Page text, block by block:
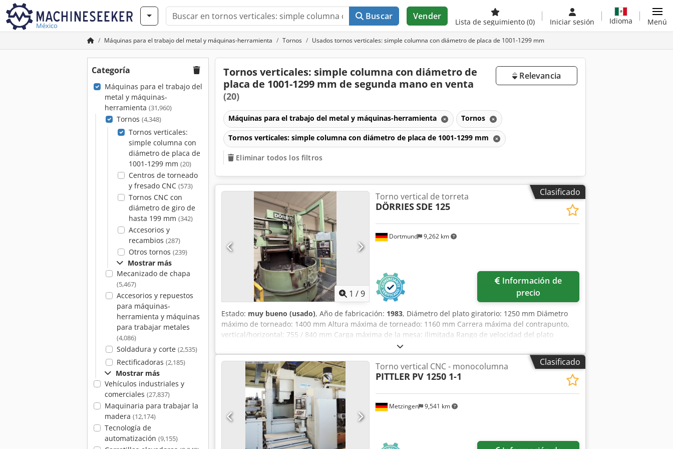
México
Buscar Vender
Lista de seguimiento (0) Iniciar sesión Idioma Menú
Máquinas para el trabajo del metal y máquinas-herramienta Tornos Usados tornos verticales: simple columna con diámetro de placa de 1001-1299 mm
Categoría
Máquinas para el trabajo del
metal y máquinas-
herramienta (31,960)
Tornos (4,348)
Tornos verticales:
simple columna con
diámetro de placa de
1001-1299 mm (20)
Centros de torneado
y fresado CNC (573)
Tornos CNC con
diámetro de giro de
hasta 199 mm (342)
Accesorios y
recambios (287)
Otros tornos (239)
Mostrar más
Mecanizado de chapa
(5,467)
Accesorios y repuestos
para máquinas-
herramienta y máquinas
para trabajar metales
(4,086)
Soldadura y corte (2,535)
Rectificadoras (2,185)
Mostrar más
Vehículos industriales y
comerciales (27,837)
Maquinaria para trabajar la
madera (12,174)
Tecnología de
automatización (9,155)
Tornos verticales: simple columna con diámetro de
placa de 1001-1299 mm de segunda mano en venta
(20)
Relevancia
Máquinas para el trabajo del metal y máquinas-herramienta Tornos
Tornos verticales: simple columna con diámetro de placa de 1001-1299 mm
Eliminar todos los filtros
Clasificado
1 /9
Dortmund 9,262 km
Torno vertical de torreta
DÖRRIESSDE 125
precio
Estado: muy bueno (usado), Año de fabricación: 1983, Diámetro del plato giratorio: 1250 mm Diámetro
máximo de torneado: 1400 mm Altura máxima de torneado: 1160 mm Carrera máxima del contrapunto,
vertical/horizontal: 755 / 840 mm Carga máxima de la mesa: ilimitada Rango de velocidad del plato
giratorio: 5,6 - 300 rpm Ajuste inclinado del carro vertical: 45° Rango de avance: 0,044-8 mm/rev Avance
rápido: 2 m/min Potencia del motor: 55 kW Dimensiones (largo x ancho x alto): 2660 x 2710 x 3360 mm
Peso total: 16.500 kg Djdpfx Ahjy Ex Eponekr Accesorios/Características especiales: • Pantalla digital de 2
ejes, marca ACU-Rite • Plato giratorio Ø 1250 mm con 4 mordazas de sujeción • Torreta con 5 posiciones •
Torneado cónico • Torneado por copia Siegfried Volz Werkzeugmaschinen Rüschebrinkstr. 151-153 DE -
44143 Dortmund - Wambel / Alemania
Clasificado
Metzingen 9,541 km
Torno vertical CNC - monocolumna
PITTLER PV 1250 1-1